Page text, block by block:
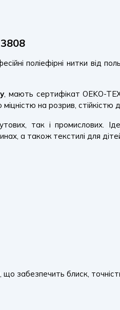
поліефірні нитки від
, мають сертифікат OEKO-
на розрив, стійкістю
так і промислових.
а також текстилі для
, що забезпечить блиск,